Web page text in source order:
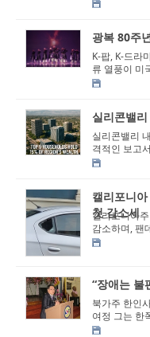
광복 80주
K-팝, K-드라
류 열풍이 미
한류의 출발
실리콘밸
실리콘밸리
격적인 보고
주립대학이 7
캘리포니
첫 감소세
캘리포니아
감소하며, 팬
소세를 기록
“장애는 불
북가주 한인
여정 그는 한
는 현실은 어